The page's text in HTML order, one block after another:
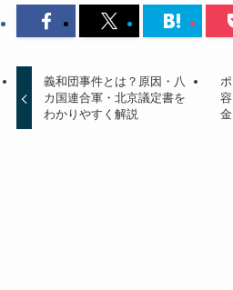
義和団事件とは？原因・八
カ国連合軍・北京議定書を
わかりやすく解説